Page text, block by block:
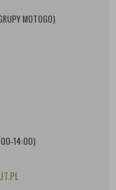
MOTOGO)
14:00)